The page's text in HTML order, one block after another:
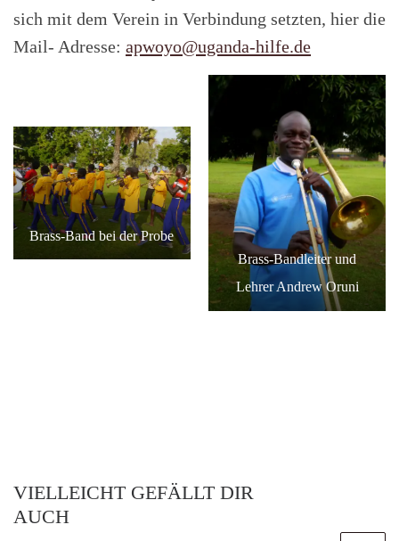
sich mit dem Verein in Verbindung setzten, hier die
Mail- Adresse: apwoyo@uganda-hilfe.de
Brass-Band bei der Probe
Brass-Bandleiter und
Lehrer Andrew Oruni
VIELLEICHT GEFÄLLT DIR
AUCH